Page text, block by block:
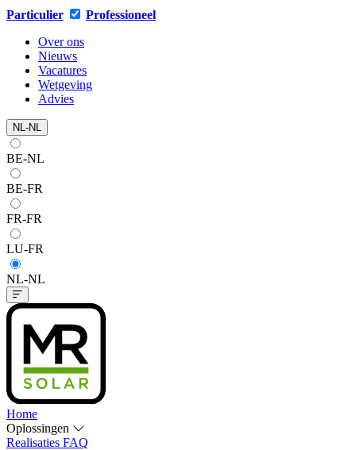
Particulier
Professioneel
Over ons
Nieuws
Vacatures
Wetgeving
Advies
NL-NL
BE-NL
BE-FR
FR-FR
LU-FR
NL-NL
Home
Oplossingen
Realisaties FAQ